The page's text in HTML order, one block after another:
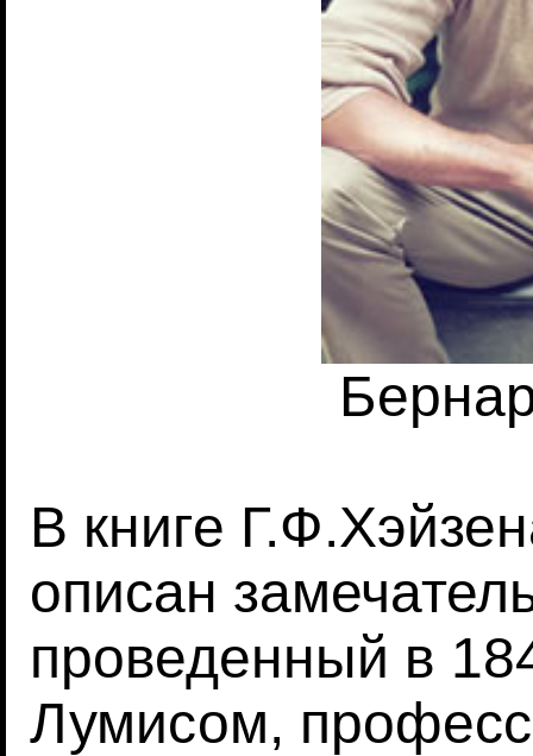
В книге
описан
проведенный в
Лумисом,